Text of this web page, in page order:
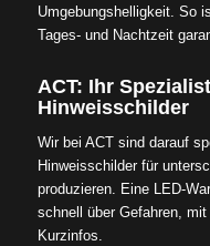
Umgebungshelligkeit. So
Tages- und Nachtzeit
ACT: Ihr
Hinweisschilder
Wir bei ACT sind darauf
Hinweisschilder für
produzieren. Eine LED-
schnell über Gefahren,
Kurzinfos.